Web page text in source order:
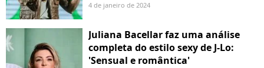
4 de janeiro de 2024
Juliana Bacellar faz uma análise
completa do estilo sexy de J-Lo:
'Sensual e romântica'